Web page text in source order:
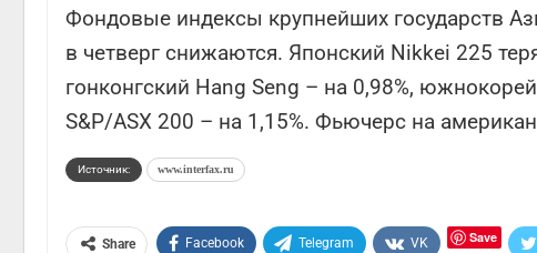
Фондовые индексы крупнейших государств
в четверг снижаются. Японский Nikkei 225
гонконгский Hang Seng – на 0,98%,
S&P/ASX 200 – на 1,15%. Фьючерс на
Источник: www.interfax.ru
Share Facebook Telegram VK Save